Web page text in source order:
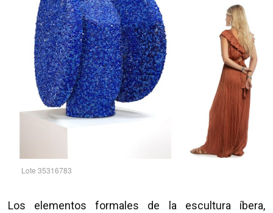
Lote 35316783
Los elementos formales de la escultura íbera,